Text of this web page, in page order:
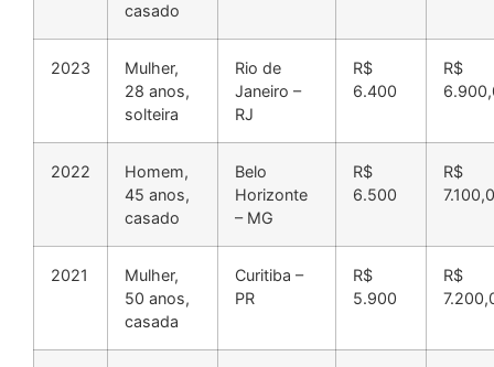
casado
2023
Mulher,
28 anos,
solteira
Rio de
Janeiro –
RJ
R$
6.400
R$
2022
Homem,
45 anos,
casado
Belo
Horizonte
– MG
R$
6.500
R$
2021
Mulher,
50 anos,
casada
Curitiba –
PR
R$
5.900
R$